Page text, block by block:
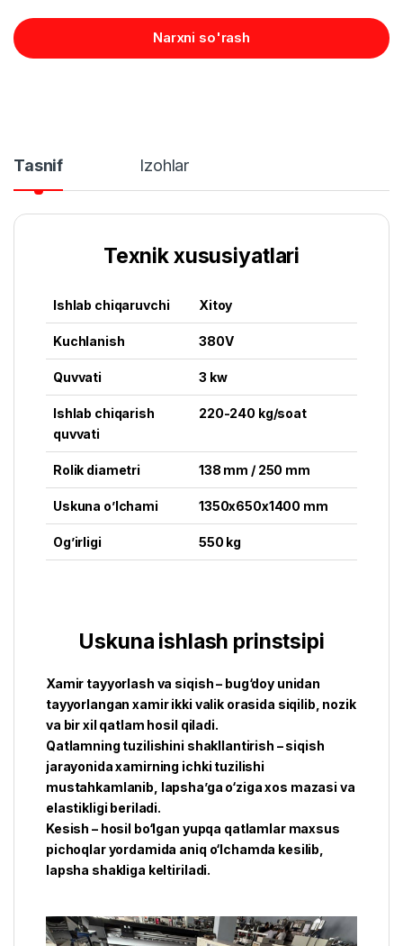
Narxni so'rash
Tasnif Izohlar
Texnik xususiyatlari
Ishlab chiqaruvchi Xitoy
Kuchlanish 380V
Quvvati 3 kw
Ishlab chiqarish
quvvati
220-240 kg/soat
Rolik diametri 138 mm / 250 mm
Uskuna o’lchami 1350x650x1400 mm
Og’irligi 550 kg
Uskuna ishlash prinstsipi
Xamir tayyorlash va siqish – bug‘doy unidan
tayyorlangan xamir ikki valik orasida siqilib, nozik
va bir xil qatlam hosil qiladi.
Qatlamning tuzilishini shakllantirish – siqish
jarayonida xamirning ichki tuzilishi
mustahkamlanib, lapsha’ga o‘ziga xos mazasi va
elastikligi beriladi.
Kesish – hosil bo‘lgan yupqa qatlamlar maxsus
pichoqlar yordamida aniq o‘lchamda kesilib,
lapsha shakliga keltiriladi.